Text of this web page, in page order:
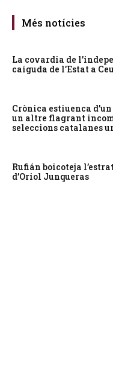
Més notícies
La covardia de
caiguda de l’Estat a
Crònica estiuenca
un altre flagrant
seleccions catalanes
Rufián boicoteja
d’Oriol Junqueras